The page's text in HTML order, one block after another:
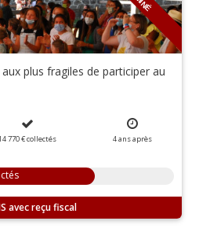
plus fragiles de participer au
770 €collectés 4ansaprès